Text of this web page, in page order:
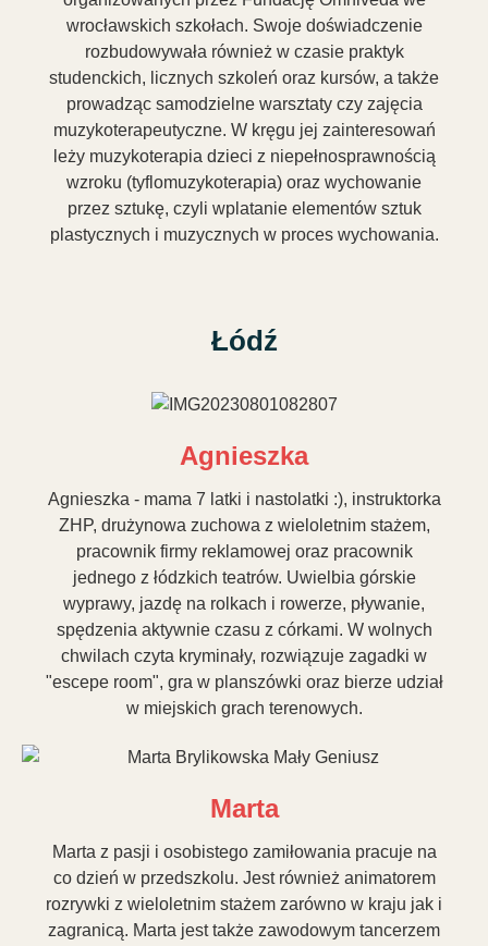
wrocławskich szkołach. Swoje doświadczenie
rozbudowywała również w czasie praktyk
studenckich, licznych szkoleń oraz kursów, a także
prowadząc samodzielne warsztaty czy zajęcia
muzykoterapeutyczne. W kręgu jej zainteresowań
leży muzykoterapia dzieci z niepełnosprawnością
wzroku (tyflomuzykoterapia) oraz wychowanie
przez sztukę, czyli wplatanie elementów sztuk
plastycznych i muzycznych w proces wychowania.
Łódź
Agnieszka
Agnieszka - mama 7 latki i nastolatki :), instruktorka
ZHP, drużynowa zuchowa z wieloletnim stażem,
pracownik firmy reklamowej oraz pracownik
jednego z łódzkich teatrów. Uwielbia górskie
wyprawy, jazdę na rolkach i rowerze, pływanie,
spędzenia aktywnie czasu z córkami. W wolnych
chwilach czyta kryminały, rozwiązuje zagadki w
"escepe room", gra w planszówki oraz bierze udział
w miejskich grach terenowych.
Marta
Marta z pasji i osobistego zamiłowania pracuje na
co dzień w przedszkolu. Jest również animatorem
rozrywki z wieloletnim stażem zarówno w kraju jak i
zagranicą. Marta jest także zawodowym tancerzem